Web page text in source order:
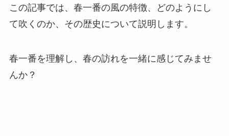
この記事では、春一番の風の特徴、どのようにし
て吹くのか、その歴史について説明します。
春一番を理解し、春の訪れを一緒に感じてみませ
んか？